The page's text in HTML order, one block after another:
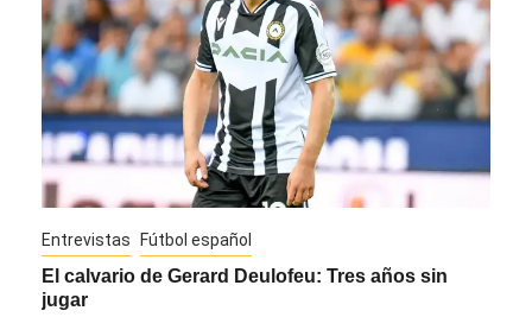
Entrevistas Fútbol español
El calvario de Gerard Deulofeu: Tres años sin
jugar